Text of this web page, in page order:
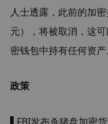
人士透露，此前的加
元），将被取消，这
密钱包中持有任何资产
政策